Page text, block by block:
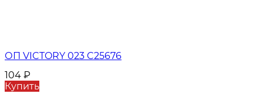
ОП VICTORY 023 C25676
104 ₽
Купить